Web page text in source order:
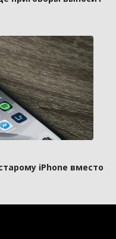
iPhone вместо